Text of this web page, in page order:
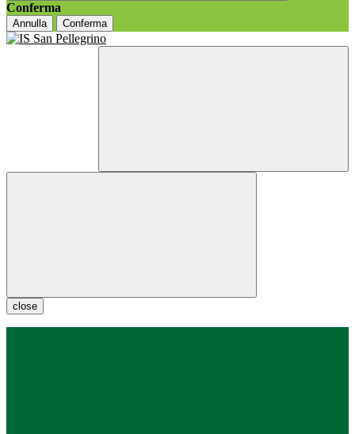
Conferma
Annulla Conferma
close